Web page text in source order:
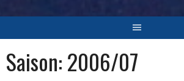
Saison:2006/07